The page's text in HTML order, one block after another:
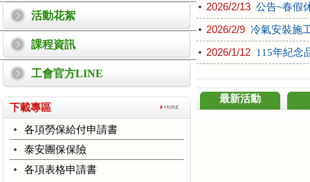
活動花絮
課程資訊
工會官方LINE
下載專區
各項勞保給付申請書
泰安團保保險
各項表格申請書
2026/2/13 公告~春假
2026/2/9 冷氣安裝施
2026/1/12 115年紀念
最新活動